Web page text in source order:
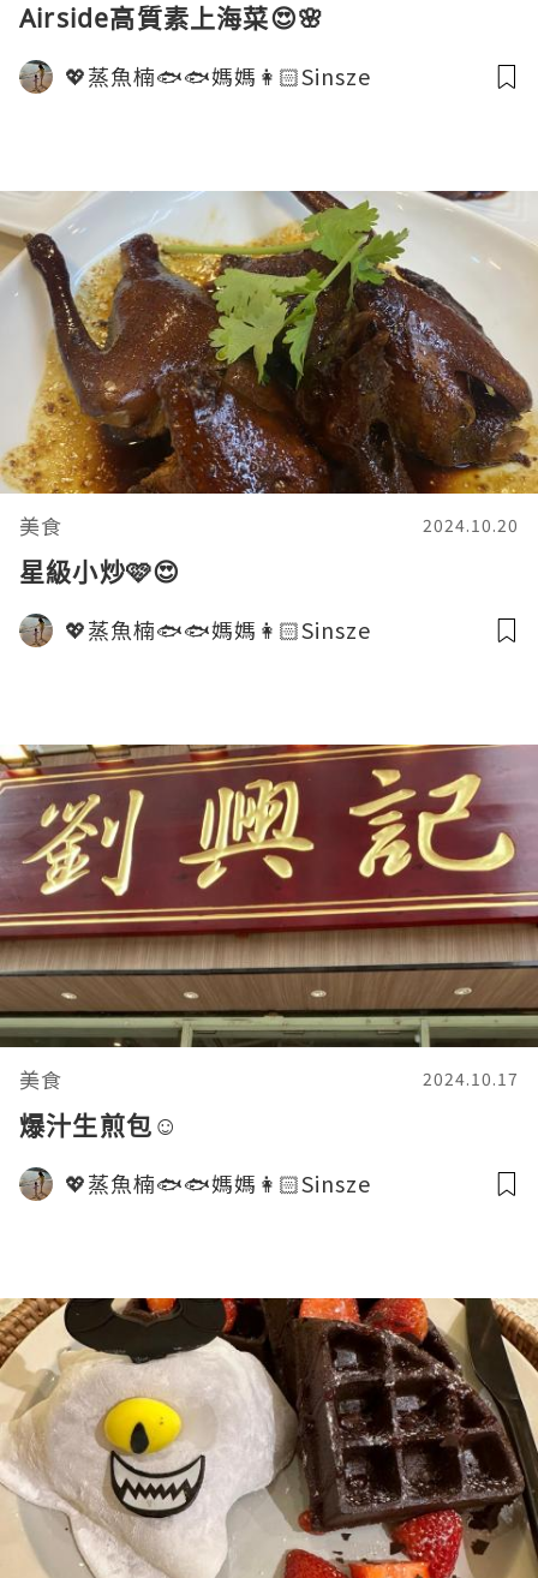
Airside高質素上海菜😍🌸
💖蒸魚楠🐟🐟媽媽👩🏻Sinsze
美食 2024.10.20
星級小炒🩷😍
💖蒸魚楠🐟🐟媽媽👩🏻Sinsze
美食 2024.10.17
爆汁生煎包☺️
💖蒸魚楠🐟🐟媽媽👩🏻Sinsze